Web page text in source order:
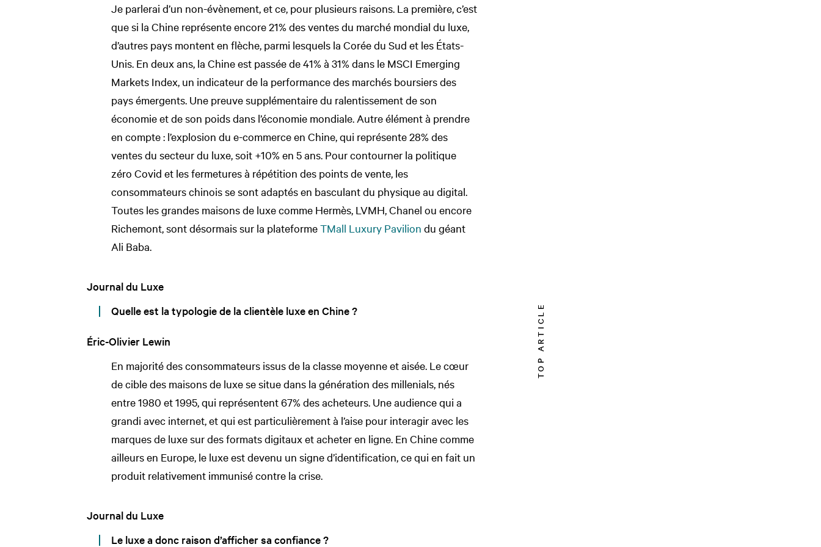
Je parlerai d’un non-évènement, et ce, pour plusieurs raisons. La première, c’est
que si la Chine représente encore 21% des ventes du marché mondial du luxe,
d’autres pays montent en flèche, parmi lesquels la Corée du Sud et les États-
Unis. En deux ans, la Chine est passée de 41% à 31% dans le MSCI Emerging
Markets Index, un indicateur de la performance des marchés boursiers des
pays émergents. Une preuve supplémentaire du ralentissement de son
économie et de son poids dans l’économie mondiale. Autre élément à prendre
en compte : l’explosion du e-commerce en Chine, qui représente 28% des
ventes du secteur du luxe, soit +10% en 5 ans. Pour contourner la politique
zéro Covid et les fermetures à répétition des points de vente, les
consommateurs chinois se sont adaptés en basculant du physique au digital.
Toutes les grandes maisons de luxe comme Hermès, LVMH, Chanel ou encore
Richemont, sont désormais sur la plateformeTMall Luxury Pavilion du géant
Ali Baba.
Journal du Luxe
Quelle est la typologie de la clientèle luxe en Chine ?
Éric-Olivier Lewin
En majorité des consommateurs issus de la classe moyenne et aisée. Le cœur
de cible des maisons de luxe se situe dans la génération des millenials, nés
entre 1980 et 1995, qui représentent 67% des acheteurs. Une audience qui a
grandi avec internet, et qui est particulièrement à l’aise pour interagir avec les
marques de luxe sur des formats digitaux et acheter en ligne. En Chine comme
ailleurs en Europe, le luxe est devenu un signe d’identification, ce qui en fait un
produit relativement immunisé contre la crise.
Journal du Luxe
Le luxe a donc raison d’afficher sa confiance ?
TOP ARTICLE